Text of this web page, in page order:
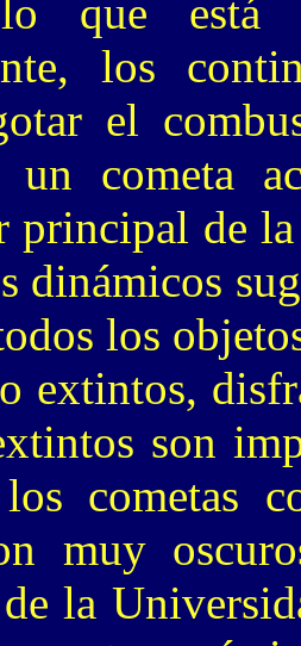
que está
los
el
un cometa
principal de
dinámicos
los
extintos,
son
cometas
muy
la